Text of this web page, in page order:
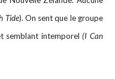
Tide). On sent que le groupe
semblant intemporel(I Can